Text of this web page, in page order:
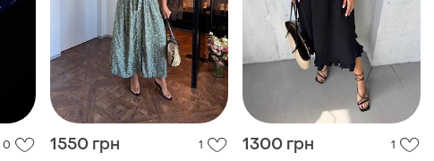
0 1550 грн 1 1300 грн 1